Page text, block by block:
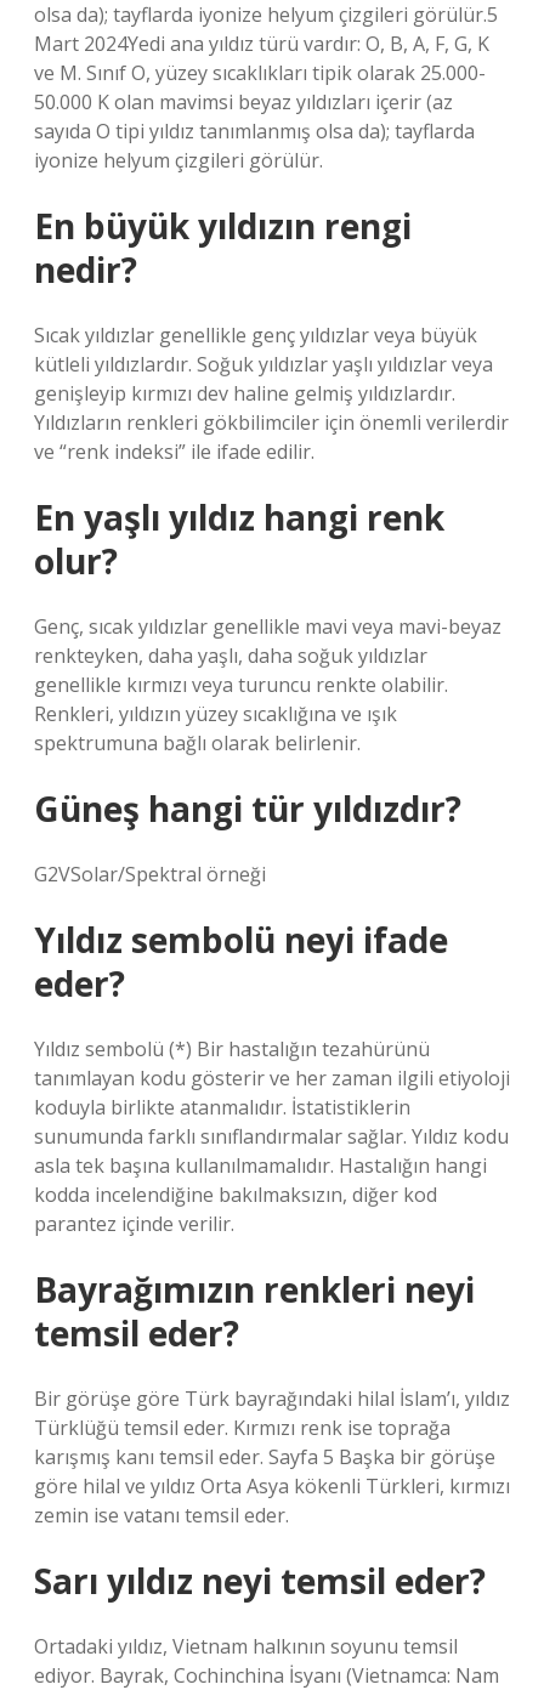
olsa da); tayflarda iyonize helyum çizgileri görülür.5
Mart 2024Yedi ana yıldız türü vardır: O, B, A, F, G, K
ve M. Sınıf O, yüzey sıcaklıkları tipik olarak 25.000-
50.000 K olan mavimsi beyaz yıldızları içerir (az
sayıda O tipi yıldız tanımlanmış olsa da); tayflarda
iyonize helyum çizgileri görülür.
En büyük yıldızın rengi
nedir?
Sıcak yıldızlar genellikle genç yıldızlar veya büyük
kütleli yıldızlardır. Soğuk yıldızlar yaşlı yıldızlar veya
genişleyip kırmızı dev haline gelmiş yıldızlardır.
Yıldızların renkleri gökbilimciler için önemli verilerdir
ve “renk indeksi” ile ifade edilir.
En yaşlı yıldız hangi renk
olur?
Genç, sıcak yıldızlar genellikle mavi veya mavi-beyaz
renkteyken, daha yaşlı, daha soğuk yıldızlar
genellikle kırmızı veya turuncu renkte olabilir.
Renkleri, yıldızın yüzey sıcaklığına ve ışık
spektrumuna bağlı olarak belirlenir.
Güneş hangi tür yıldızdır?
G2VSolar/Spektral örneği
Yıldız sembolü neyi ifade
eder?
Yıldız sembolü (*) Bir hastalığın tezahürünü
tanımlayan kodu gösterir ve her zaman ilgili etiyoloji
koduyla birlikte atanmalıdır. İstatistiklerin
sunumunda farklı sınıflandırmalar sağlar. Yıldız kodu
asla tek başına kullanılmamalıdır. Hastalığın hangi
kodda incelendiğine bakılmaksızın, diğer kod
parantez içinde verilir.
Bayrağımızın renkleri neyi
temsil eder?
Bir görüşe göre Türk bayrağındaki hilal İslam’ı, yıldız
Türklüğü temsil eder. Kırmızı renk ise toprağa
karışmış kanı temsil eder. Sayfa 5 Başka bir görüşe
göre hilal ve yıldız Orta Asya kökenli Türkleri, kırmızı
zemin ise vatanı temsil eder.
Sarı yıldız neyi temsil eder?
Ortadaki yıldız, Vietnam halkının soyunu temsil
ediyor. Bayrak, Cochinchina İsyanı (Vietnamca: Nam